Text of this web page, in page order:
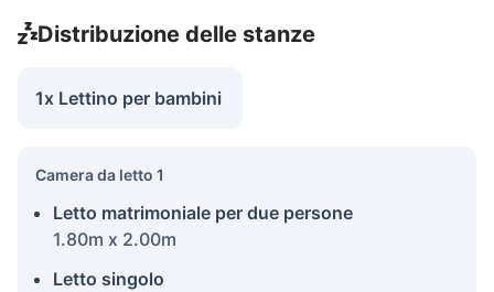
Distribuzione delle stanze
1x Lettino per bambini
Camera da letto 1
Letto matrimoniale per due persone
1.80m x 2.00m
Letto singolo